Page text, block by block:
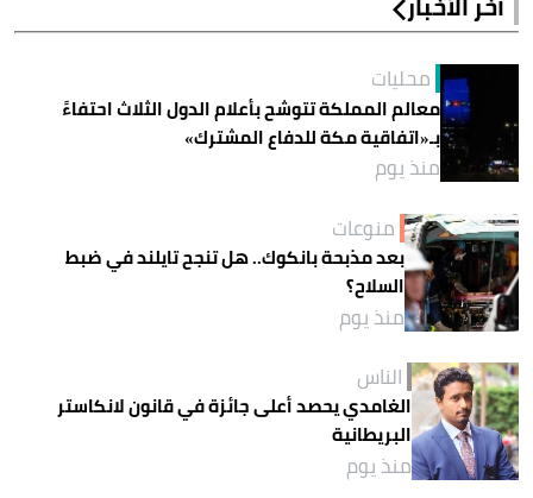
محليات
معالم المملكة تتوشح بأعلام الدول الثلاث احتفاءً
بـ«اتفاقية مكة للدفاع المشترك»
منذ يوم
منوعات
بعد مذبحة بانكوك.. هل تنجح تايلند في ضبط
السلاح؟
منذ يوم
الناس
الغامدي يحصد أعلى جائزة في قانون لانكاستر
البريطانية
منذ يوم